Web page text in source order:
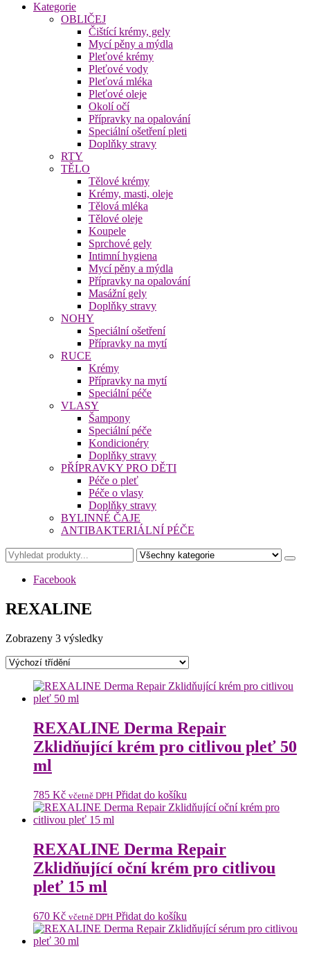
Kategorie
OBLIČEJ
Čištící krémy, gely
Mycí pěny a mýdla
Pleťové krémy
Pleťové vody
Pleťová mléka
Pleťové oleje
Okolí očí
Přípravky na opalování
Speciální ošetření pleti
Doplňky stravy
RTY
TĚLO
Tělové krémy
Krémy, masti, oleje
Tělová mléka
Tělové oleje
Koupele
Sprchové gely
Intimní hygiena
Mycí pěny a mýdla
Přípravky na opalování
Masážní gely
Doplňky stravy
NOHY
Speciální ošetření
Přípravky na mytí
RUCE
Krémy
Přípravky na mytí
Speciální péče
VLASY
Šampony
Speciální péče
Kondicionéry
Doplňky stravy
PŘÍPRAVKY PRO DĚTI
Péče o pleť
Péče o vlasy
Doplňky stravy
BYLINNÉ ČAJE
ANTIBAKTERIÁLNÍ PÉČE
Facebook
REXALINE
Zobrazeny 3 výsledky
REXALINE Derma Repair
Zklidňující krém pro citlivou pleť 50
ml
785 Kč včetně DPH Přidat do košíku
REXALINE Derma Repair
Zklidňující oční krém pro citlivou
pleť 15 ml
670 Kč včetně DPH Přidat do košíku